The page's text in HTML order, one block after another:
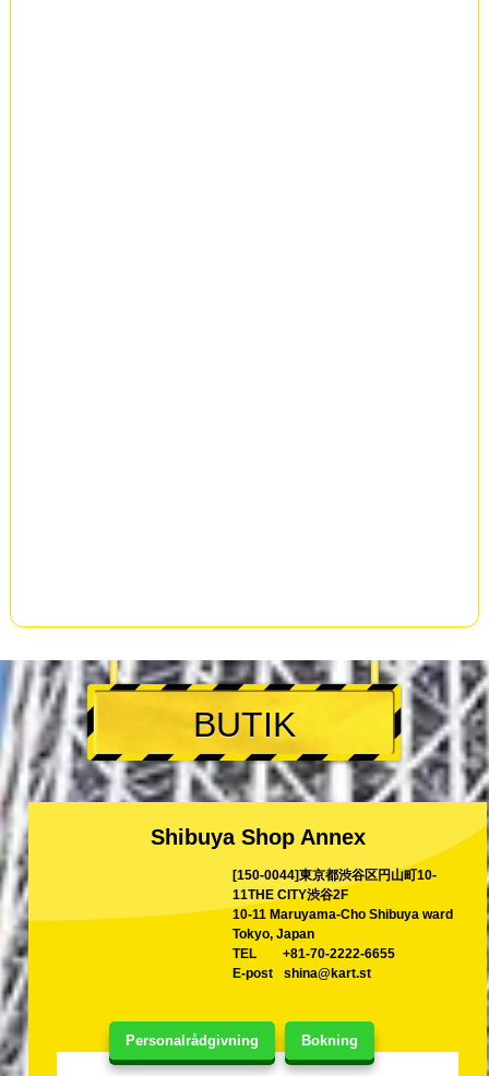
Personalrådgivning Bokning
BUTIK
Shibuya Shop Annex
[150-0044]東京都渋谷区円山町10-
11THE CITY渋谷2F
10-11 Maruyama-Cho Shibuya ward
Tokyo, Japan
TEL
+81-70-2222-6655
E-post
shina@kart.st